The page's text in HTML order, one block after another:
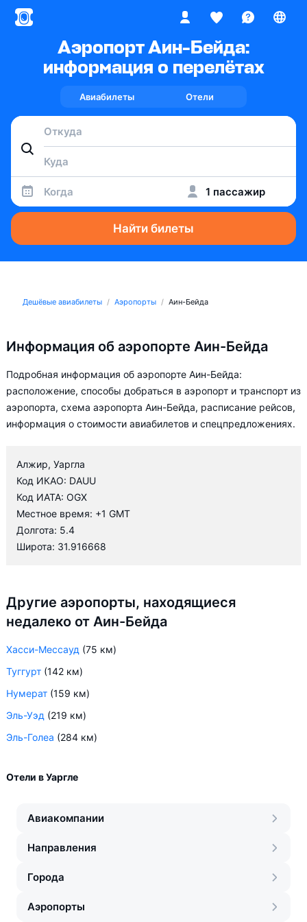
Аэропорт Аин-Бейда:
информация о перелётах
Авиабилеты Отели
Когда 1 пассажир
Найти билеты
Дешёвые авиабилеты Аэропорты Аин-Бейда
Информация об аэропорте Аин-Бейда
Подробная информация об аэропорте Аин-Бейда:
расположение, способы добраться в аэропорт и транспорт из
аэропорта, схема аэропорта Аин-Бейда, расписание рейсов,
информация о стоимости авиабилетов и спецпредложениях.
Алжир, Уаргла
Код ИКАО: DAUU
Код ИАТА: OGX
Местное время: +1 GMT
Долгота: 5.4
Широта: 31.916668
Другие аэропорты, находящиеся
недалеко от Аин-Бейда
Хасси-Мессауд (75 км)
Туггурт (142 км)
Нумерат (159 км)
Эль-Уэд (219 км)
Эль-Голеа (284 км)
Отели в Уаргле
Авиакомпании
Направления
Города
Аэропорты